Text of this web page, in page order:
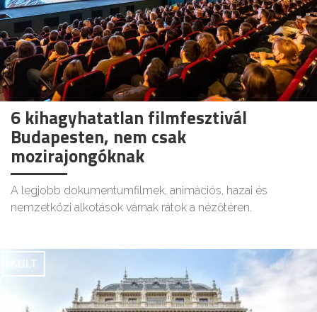
6 kihagyhatatlan filmfesztivál
Budapesten, nem csak
mozirajongóknak
A legjobb dokumentumfilmek, animációs, hazai és
nemzetközi alkotások várnak rátok a nézőtéren.
KULT